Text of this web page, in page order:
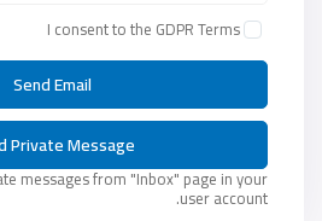
I consent to the GDPR Terms
messages from "Inbox" page in your
user account.